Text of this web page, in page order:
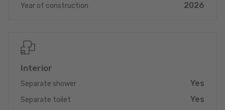
Proposition de crédit/financement à taux compétitif auprès
expérimenté négocier votre demande de crédit immobilier au
Year of construction 2026
Interior
Separate shower Yes
Separate toilet Yes